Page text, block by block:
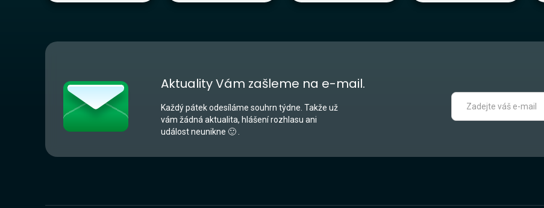
Aktuality Vám zašleme na e-mail.
Každý pátek odesíláme souhrn týdne. Takže už
vám žádná aktualita, hlášení rozhlasu ani
událost neunikne 🙂 .